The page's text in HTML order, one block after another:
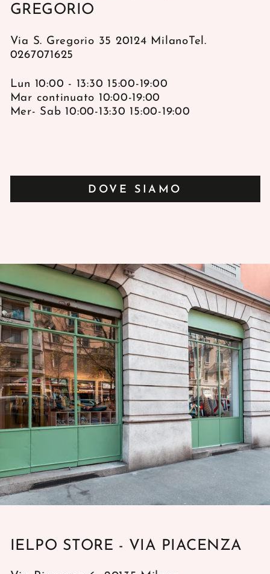
GREGORIO
Via S. Gregorio 35 20124 MilanoTel.
0267071625
Lun 10:00 - 13:30 15:00-19:00
Mar continuato 10:00-19:00
Mer- Sab 10:00-13:30 15:00-19:00
DOVE SIAMO
IELPO STORE - VIA PIACENZA